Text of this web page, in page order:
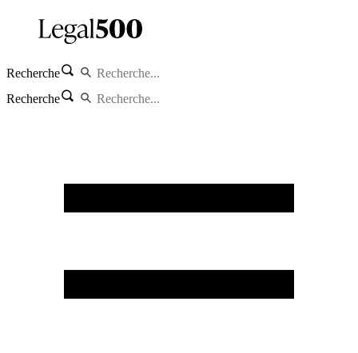
Recherche
Recherche